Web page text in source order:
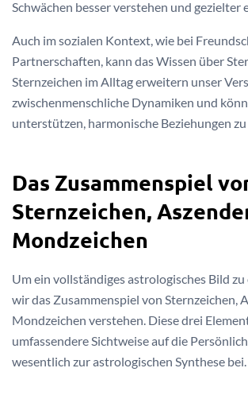
Schwächen besser verstehen und gezielter
Auch im sozialen Kontext, wie bei
Partnerschaften, kann das Wissen über
Sternzeichen im Alltag erweitern unser
zwischenmenschliche Dynamiken und
unterstützen, harmonische Beziehungen zu
Das Zusammenspiel
Sternzeichen,
Mondzeichen
Um ein vollständiges astrologisches Bild
wir das Zusammenspiel von Sternzeichen,
Mondzeichen verstehen. Diese drei
umfassendere Sichtweise auf die
wesentlich zur astrologischen Synthese bei.